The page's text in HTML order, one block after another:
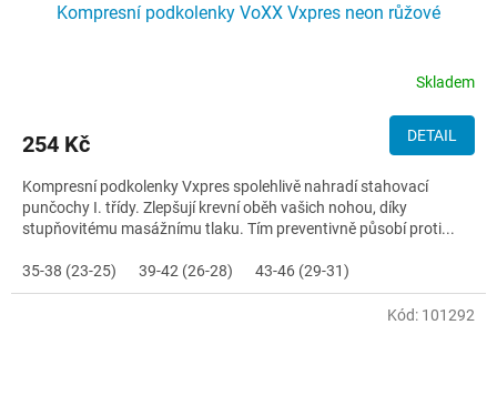
Kompresní podkolenky VoXX Vxpres neon růžové
Skladem
254 Kč DETAIL
Kompresní podkolenky Vxpres spolehlivě nahradí stahovací
punčochy I. třídy. Zlepšují krevní oběh vašich nohou, díky
stupňovitému masážnímu tlaku. Tím preventivně působí proti...
35-38 (23-25) 39-42 (26-28) 43-46 (29-31)
Kód: 101292